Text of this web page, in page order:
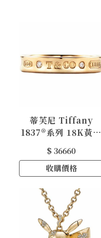
蒂芙尼 Tiffany
1837®系列 18K黃金
$ 36660
收購價格